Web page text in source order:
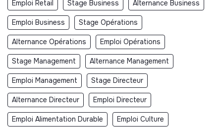
Emploi Retail Stage Business Alternance Business
Emploi Business Stage Opérations
Alternance Opérations Emploi Opérations
Stage Management Alternance Management
Emploi Management Stage Directeur
Alternance Directeur Emploi Directeur
Emploi Alimentation Durable Emploi Culture